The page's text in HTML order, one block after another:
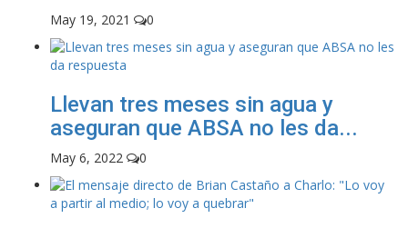
May 19, 2021 0
Llevan tres meses sin agua y
aseguran que ABSA no les da...
May 6, 2022 0